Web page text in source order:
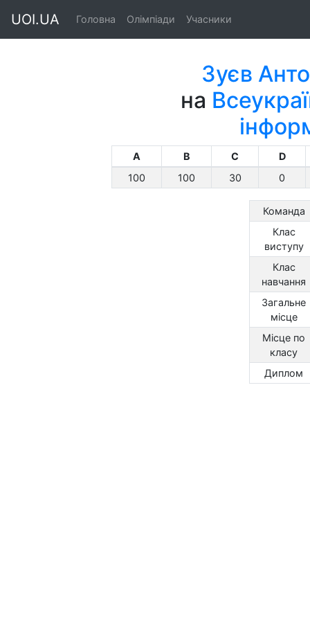
UOI.UA Головна Олімпіади Учасники
Зуєв
на
A B C
D
100
100 30 0
Команда
Клас
виступу
Клас
навчання
Загальне
місце
Місце по
класу
Диплом